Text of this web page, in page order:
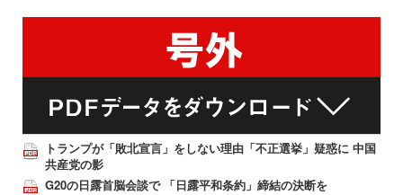
トランプが「敗北宣言」をしない理由「不正選挙」疑惑に 中国
共産党の影
G20の日露首脳会談で 「日露平和条約」締結の決断を